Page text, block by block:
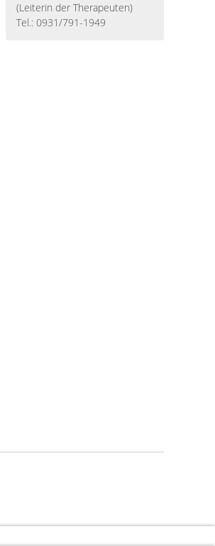
(Leiterin der Therapeuten)
Tel.: 0931/791-1949